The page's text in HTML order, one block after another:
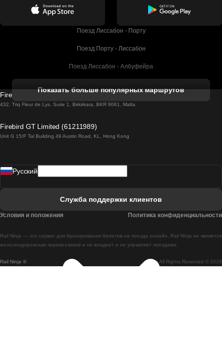
Поезд Лиссабон - Порту
Поезд Порту - Лиссабон
Поезд Лиссабон - Албуфейра
Поезд Лиссабон - Лагос
Поезд Лиссабон - Мадрид
Поезд Лиссабон - Брага
Поезд Брага - Лиссабон
Показать больше популярных маршрутов
Firebird GT Limited (OC 1451)
432, Triq Fleur de Lys, Suite 1, Birkirkara, BKR 9061, Malta
Firebird GT Limited (61211989)
Unit G 15/F Tal Building 49 Austin Road, KL, Hong Kong
Rail Ninja ® All Rights Reserved © 2026
Rail Ninja — это сервис для бронирования билетов на поезда онлайн. Rail Ninja не является
железнодорожным перевозчиком и не владеет и не управляет поездами.
Pусский
Служба поддержки клиентов
Условия и положения Политика конфиденциальности